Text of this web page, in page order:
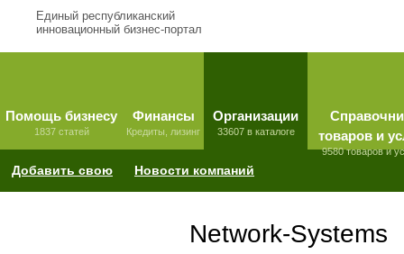
Единый республиканский
инновационный бизнес-портал
Помощь бизнесу
1837 статей
Финансы
Кредиты, лизинг
Организации
33607 в каталоге
товаров и
9580 товаров и
Добавить свою Новости компаний
Network-Systems